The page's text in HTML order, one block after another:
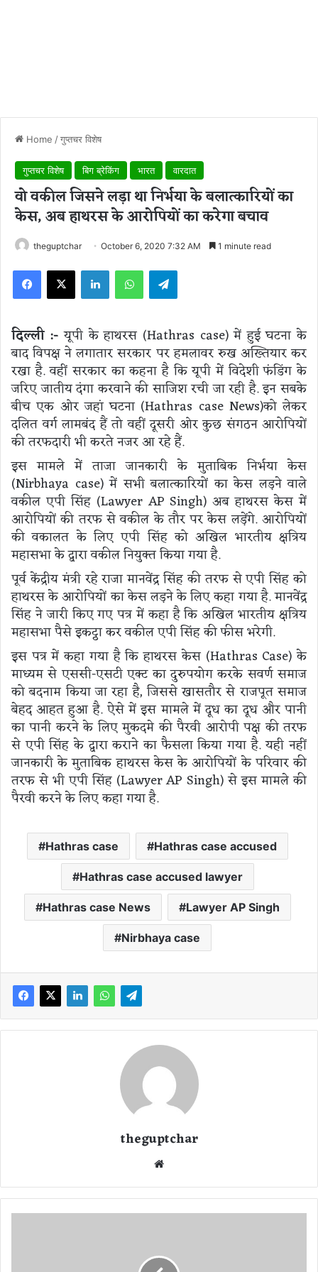
Home /गुप्तचर विशेष
गुप्तचर विशेष बिग ब्रेकिंग भारत वारदात
वो वकील जिसने लड़ा था निर्भया के बलात्कारियों का
केस, अब हाथरस के आरोपियों का करेगा बचाव
theguptchar October 6, 2020 7:32 AM 1 minute read
दिल्ली :- यूपी के हाथरस (Hathras case) में हुई घटना के
बाद विपक्ष ने लगातार सरकार पर हमलावर रुख अख्तियार कर
रखा है. वहीं सरकार का कहना है कि यूपी में विदेशी फंडिंग के
जरिए जातीय दंगा करवाने की साजिश रची जा रही है. इन सबके
बीच एक ओर जहां घटना (Hathras case News)को लेकर
दलित वर्ग लामबंद हैं तो वहीं दूसरी ओर कुछ संगठन आरोपियों
की तरफदारी भी करते नजर आ रहे हैं.
इस मामले में ताजा जानकारी के मुताबिक निर्भया केस
(Nirbhaya case) में सभी बलात्कारियों का केस लड़ने वाले
वकील एपी सिंह (Lawyer AP Singh) अब हाथरस केस में
आरोपियों की तरफ से वकील के तौर पर केस लड़ेंगे. आरोपियों
की वकालत के लिए एपी सिंह को अखिल भारतीय क्षत्रिय
महासभा के द्वारा वकील नियुक्त किया गया है.
पूर्व केंद्रीय मंत्री रहे राजा मानवेंद्र सिंह की तरफ से एपी सिंह को
हाथरस के आरोपियों का केस लड़ने के लिए कहा गया है. मानवेंद्र
सिंह ने जारी किए गए पत्र में कहा है कि अखिल भारतीय क्षत्रिय
महासभा पैसे इकट्ठा कर वकील एपी सिंह की फीस भरेगी.
इस पत्र में कहा गया है कि हाथरस केस (Hathras Case) के
माध्यम से एससी-एसटी एक्ट का दुरुपयोग करके सवर्ण समाज
को बदनाम किया जा रहा है, जिससे खासतौर से राजपूत समाज
बेहद आहत हुआ है. ऐसे में इस मामले में दूध का दूध और पानी
का पानी करने के लिए मुकदमे की पैरवी आरोपी पक्ष की तरफ
से एपी सिंह के द्वारा कराने का फैसला किया गया है. यही नहीं
जानकारी के मुताबिक हाथरस केस के आरोपियों के परिवार की
तरफ से भी एपी सिंह (Lawyer AP Singh) से इस मामले की
पैरवी करने के लिए कहा गया है.
Hathras case Hathras case accused
Hathras case accused lawyer
Hathras case News Lawyer AP Singh
Nirbhaya case
theguptchar
te